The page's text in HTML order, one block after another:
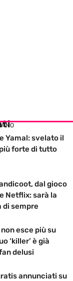
Yamal: svelato il
forte di tutto
dal gioco
Netflix: sarà la
di sempre
esce più su
‘killer’ è già
delusi
annunciati su